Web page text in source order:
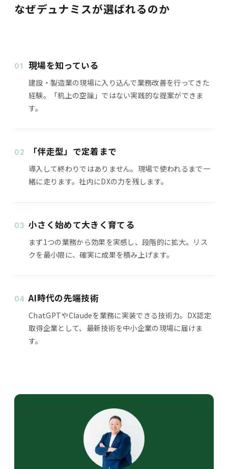
なぜデュナミスが選ばれるのか
01 現場を知っている
建設・製造業の現場に入り込んで業務改善を行ってきた
経験。「机上の空論」ではない実践的な提案ができま
す。
02 「伴走型」で定着まで
導入して終わりではありません。現場で使われるまで一
緒に走ります。社内にDXの力を残します。
03 小さく始めて大きく育てる
まず1つの業務から効果を実感し、段階的に拡大。リス
クを最小限に、確実に成果を積み上げます。
04 AI時代の先端技術
ChatGPTやClaudeを業務に実装できる技術力。DX認定
取得企業として、最新技術を中小企業の現場に届けま
す。